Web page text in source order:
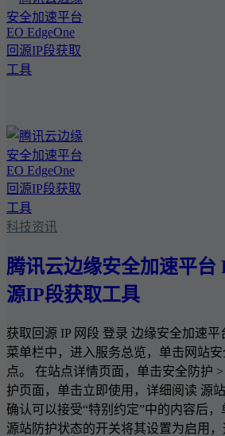
科技资讯
腾讯云边缘安全加速平台
源IP段获取工具
获取回源 IP 网段 登录 边缘安全加速平
菜单栏中，进入服务总览，单击网站
点。 在站点详情页面，单击安全防护
护页面，单击立即使用，详细阅读 源
确认可以接受“特别约定”中的内容后
源站防护状态的开关将其设置为启用